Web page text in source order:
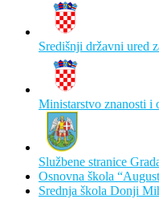
Središnji državni ured
Ministarstvo znanosti i
Službene stranice
Osnovna škola
Srednja škola Donji